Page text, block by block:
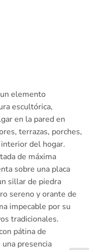
elemento
escultórica,
en la pared en
terrazas, porches,
del hogar.
de máxima
sobre una placa
sillar de piedra
sereno y orante de
impecable por su
tradicionales.
pátina de
presencia